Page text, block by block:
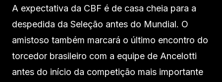
A expectativa da CBF é de casa cheia para a
despedida da Seleção antes do Mundial. O
amistoso também marcará o último encontro do
torcedor brasileiro com a equipe de Ancelotti
antes do início da competição mais importante